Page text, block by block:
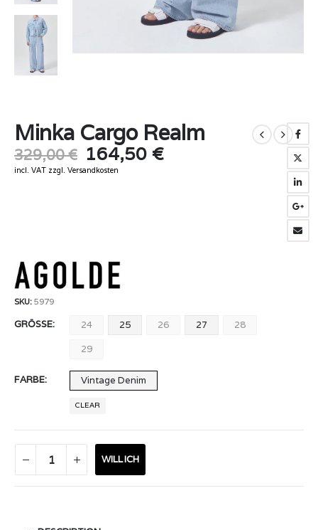
Minka Cargo Realm
329,00€ Original
price
164,50 €Current
incl. VAT zzgl. Versandkosten
SKU: 5979
GRÖSSE 24 25 26 27
28
29
FARBE Vintage Denim
CLEAR
WILL ICH